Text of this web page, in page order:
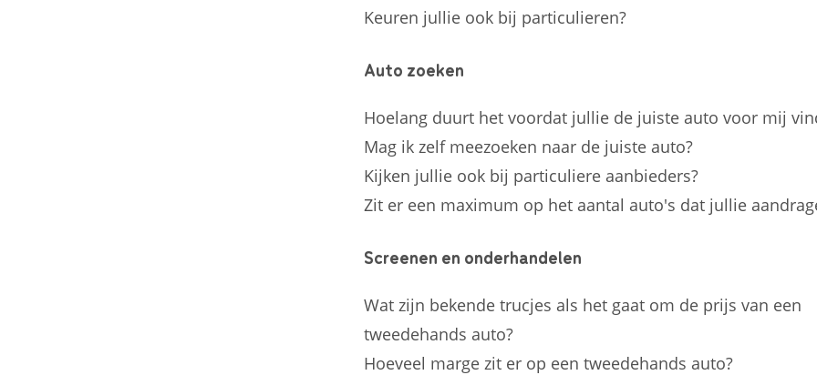
Keuren jullie ook bij particulieren?
Auto zoeken
Hoelang duurt het voordat jullie de juiste auto voor mij
Mag ik zelf meezoeken naar de juiste auto?
Kijken jullie ook bij particuliere aanbieders?
Zit er een maximum op het aantal auto's dat jullie
Screenen en onderhandelen
Wat zijn bekende trucjes als het gaat om de prijs van een
tweedehands auto?
Hoeveel marge zit er op een tweedehands auto?